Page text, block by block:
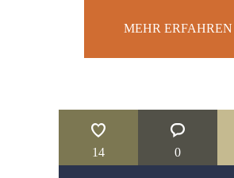
MEHR ERFAHREN
14 0